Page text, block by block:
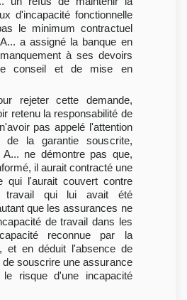
d'incapacité fonctionnelle
le minimum contractuel
a assigné la banque en
à ses devoirs
conseil et de mise en
rejeter cette demande,
retenu la responsabilité de
pas appelé l'attention
la garantie souscrite,
ne démontre pas que,
il aurait contracté une
qui l'aurait couvert contre
travail qui lui avait été
que les assurances ne
de travail dans les
reconnue par la
et en déduit l'absence de
souscrire une assurance
le risque d'une incapacité